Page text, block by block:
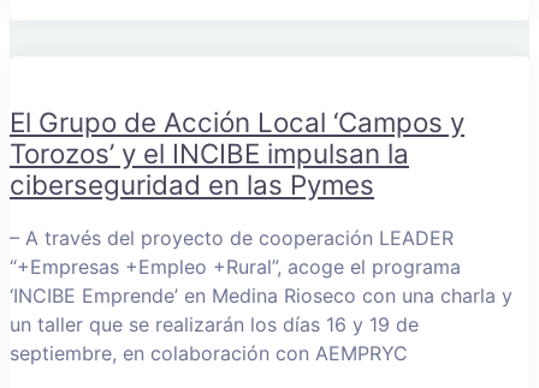
El Grupo de Acción Local ‘Campos y
Torozos’ y el INCIBE impulsan la
ciberseguridad en las Pymes
– A través del proyecto de cooperación LEADER
“+Empresas +Empleo +Rural”, acoge el programa
‘INCIBE Emprende’ en Medina Rioseco con una charla y
un taller que se realizarán los días 16 y 19 de
septiembre, en colaboración con AEMPRYC